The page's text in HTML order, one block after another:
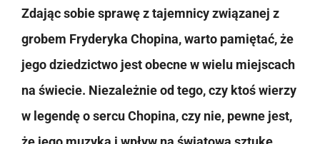
Zdając sobie sprawę z tajemnicy związanej z
grobem Fryderyka Chopina, warto pamiętać, że
jego dziedzictwo jest obecne w wielu miejscach
na świecie. Niezależnie od tego, czy ktoś wierzy
w legendę o sercu Chopina, czy nie, pewne jest,